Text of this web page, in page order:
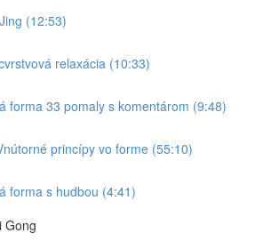
(12:53)
relaxácia (10:33)
forma 33 pomaly s komentárom (9:48)
princípy vo forme (55:10)
forma s hudbou (4:41)
Gong